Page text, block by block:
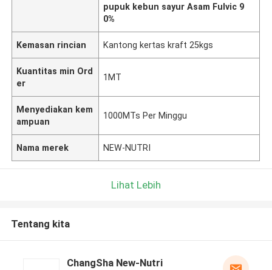
pupuk kebun sayur Asam Fulvic 9
0%
Kemasan rincian Kantong kertas kraft 25kgs
Kuantitas min Ord
er
1MT
Menyediakan kem
ampuan
1000MTs Per Minggu
Nama merek NEW-NUTRI
Lihat Lebih
Tentang kita
ChangSha New-Nutri